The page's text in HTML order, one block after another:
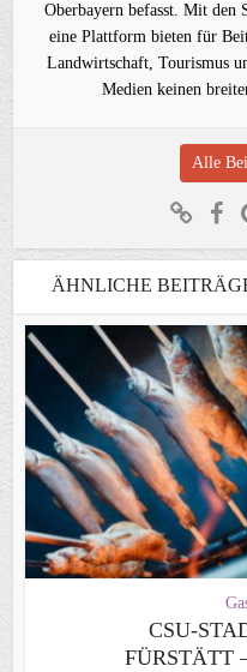
Oberbayern befasst. Mit den
eine Plattform bieten für
Landwirtschaft, Tourismus
Medien keinen
Alle
ÄHNLICHE
CSU-
FÜRSTÄTT